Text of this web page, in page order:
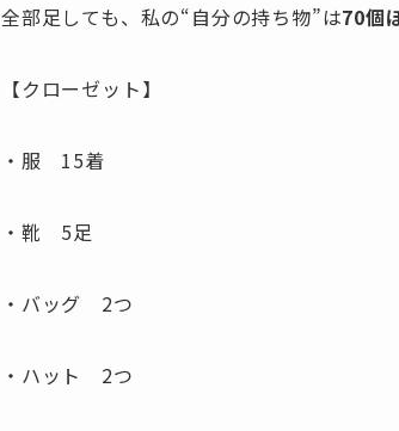
全部足しても、私の“自分の持ち物”は70個
【クローゼット】
・服 15着
・靴 5足
・バッグ 2つ
・ハット 2つ